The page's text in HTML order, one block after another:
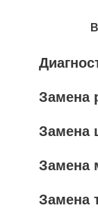
Замена
Замена
Замена
Замена